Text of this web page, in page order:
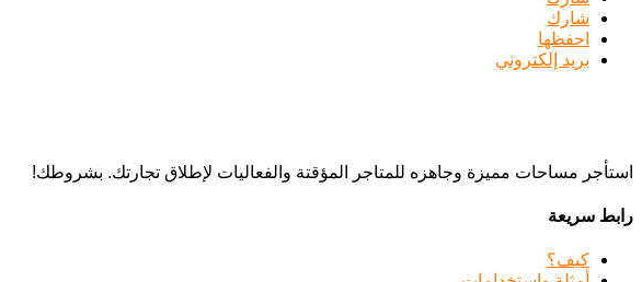
شارك
احفظها
بريد إلكتروني
استأجر مساحات مميزة وجاهزه للمتاجر المؤقتة والفعاليات لإطلاق تجارتك. بشروطك!
رابط سريعة
كيف؟